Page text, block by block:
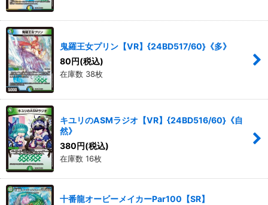
鬼羅王女プリン【VR】{24BD517/60}《多》
80円(税込)
在庫数 38枚
キユリのASMラジオ【VR】{24BD516/60}《自
然》
380円(税込)
在庫数 16枚
十番龍オービーメイカーPar100【SR】